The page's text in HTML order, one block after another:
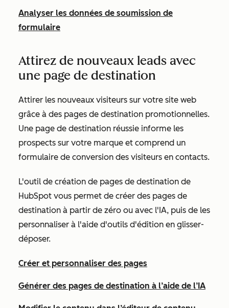
Analyser les données de soumission de
formulaire
Attirez de nouveaux leads avec
une page de destination
Attirer les nouveaux visiteurs sur votre site web
grâce à des pages de destination promotionnelles.
Une page de destination réussie informe les
prospects sur votre marque et comprend un
formulaire de conversion des visiteurs en contacts.
L'outil de création de pages de destination de
HubSpot vous permet de créer des pages de
destination à partir de zéro ou avec l'IA, puis de les
personnaliser à l'aide d'outils d'édition en glisser-
déposer.
Créer et personnaliser des pages
Générer des pages de destination à l’aide de l’IA